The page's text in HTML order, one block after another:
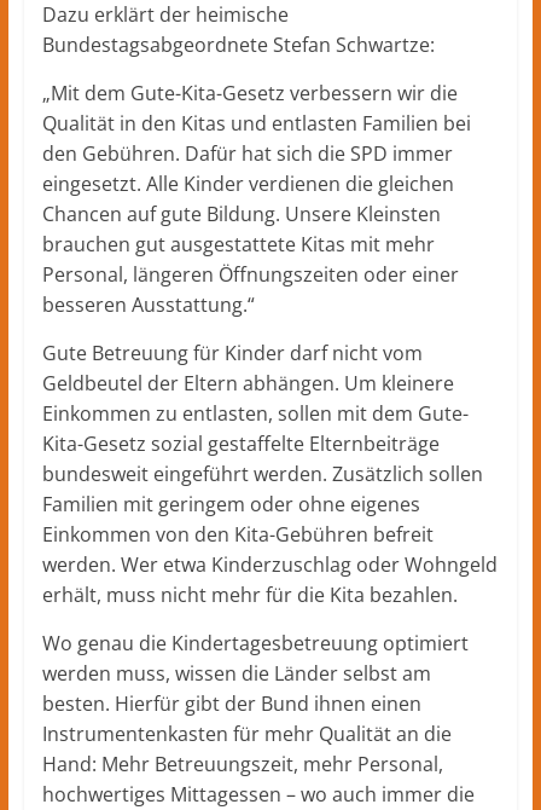
Dazu erklärt der heimische
Bundestagsabgeordnete Stefan Schwartze:
„Mit dem Gute-Kita-Gesetz verbessern wir die
Qualität in den Kitas und entlasten Familien bei
den Gebühren. Dafür hat sich die SPD immer
eingesetzt. Alle Kinder verdienen die gleichen
Chancen auf gute Bildung. Unsere Kleinsten
brauchen gut ausgestattete Kitas mit mehr
Personal, längeren Öffnungszeiten oder einer
besseren Ausstattung.“
Gute Betreuung für Kinder darf nicht vom
Geldbeutel der Eltern abhängen. Um kleinere
Einkommen zu entlasten, sollen mit dem Gute-
Kita-Gesetz sozial gestaffelte Elternbeiträge
bundesweit eingeführt werden. Zusätzlich sollen
Familien mit geringem oder ohne eigenes
Einkommen von den Kita-Gebühren befreit
werden. Wer etwa Kinderzuschlag oder Wohngeld
erhält, muss nicht mehr für die Kita bezahlen.
Wo genau die Kindertagesbetreuung optimiert
werden muss, wissen die Länder selbst am
besten. Hierfür gibt der Bund ihnen einen
Instrumentenkasten für mehr Qualität an die
Hand: Mehr Betreuungszeit, mehr Personal,
hochwertiges Mittagessen – wo auch immer die